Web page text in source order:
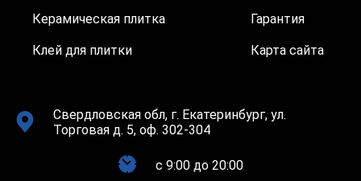
Керамическая плитка
Клей для плитки
Гарантия
Карта сайта
Свердловская обл, г. Екатеринбург, ул.
Торговая д. 5, оф. 302-304
c 9:00 до 20:00